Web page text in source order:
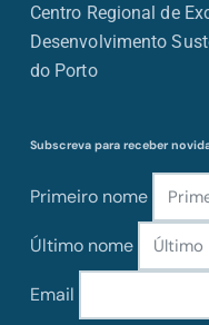
Centro Regional de
Desenvolvimento
do Porto
Subscreva para receber
Primeiro nome
Último nome
Email